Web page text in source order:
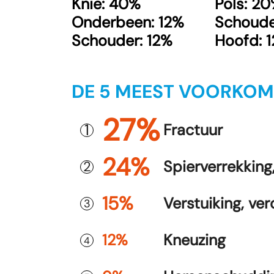
Knie: 40%
Onderbeen: 12%
Schouder: 12%
Pols:
Hoofd:
DE 5 MEEST
1 27% Fractuur
2 24%
3 15% Verstuiking,
4 12% Kneuzing